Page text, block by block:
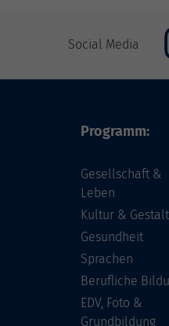
Social Media
Programm:
Gesellschaft &
Leben
Kultur &
Gesundheit
Sprachen
Berufliche
EDV, Foto &
Grundbildung